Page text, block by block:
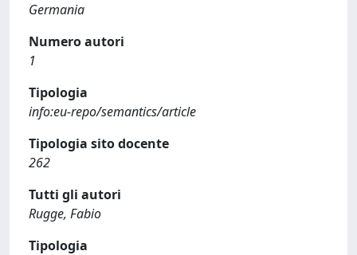
Germania
Numero autori
1
Tipologia
info:eu-repo/semantics/article
Tipologia sito docente
262
Tutti gli autori
Rugge, Fabio
Tipologia